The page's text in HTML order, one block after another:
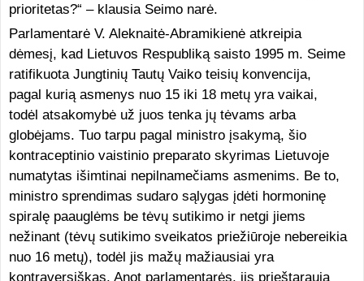
prioritetas?“ – klausia Seimo narė.
Parlamentarė V. Aleknaitė-Abramikienė atkreipia
dėmesį, kad Lietuvos Respubliką saisto 1995 m. Seime
ratifikuota Jungtinių Tautų Vaiko teisių konvencija,
pagal kurią asmenys nuo 15 iki 18 metų yra vaikai,
todėl atsakomybė už juos tenka jų tėvams arba
globėjams. Tuo tarpu pagal ministro įsakymą, šio
kontraceptinio vaistinio preparato skyrimas Lietuvoje
numatytas išimtinai nepilnamečiams asmenims. Be to,
ministro sprendimas sudaro sąlygas įdėti hormoninę
spiralę paauglėms be tėvų sutikimo ir netgi jiems
nežinant (tėvų sutikimo sveikatos priežiūroje nebereikia
nuo 16 metų), todėl jis mažų mažiausiai yra
kontraversiškas. Anot parlamentarės, jis prieštarauja